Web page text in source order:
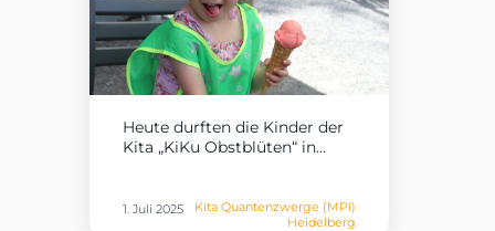
Heute durften die Kinder der
Kita „KiKu Obstblüten“ in...
1. Juli 2025
Kita Quantenzwerge (MPI)
Heidelberg